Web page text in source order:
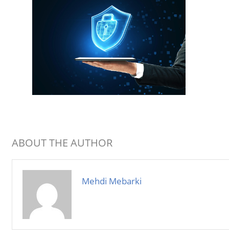
ABOUT THE AUTHOR
Mehdi Mebarki